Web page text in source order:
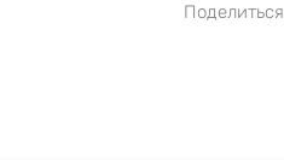
Поделиться